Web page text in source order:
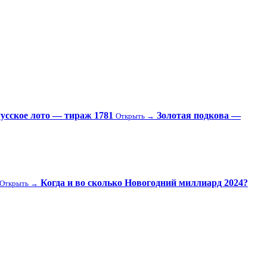
лото — тираж 1781 Открыть → Золотая подкова —
Открыть → Когда и во сколько Новогодний миллиард 2024?